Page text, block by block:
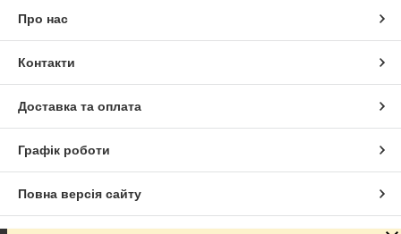
Про нас
Контакти
Доставка та оплата
Графік роботи
Повна версія сайту